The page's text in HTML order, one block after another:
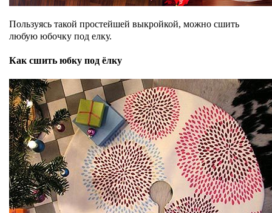
Пользуясь такой простейшей выкройкой, можно сшить
любую юбочку под елку.
Как сшить юбку под ёлку